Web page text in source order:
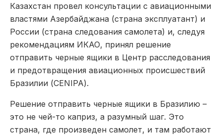
Казахстан провел консультации с авиационными
властями Азербайджана (страна эксплуатант) и
России (страна следования самолета) и, следуя
рекомендациям ИКАО, принял решение
отправить черные ящики в Центр расследования
и предотвращения авиационных происшествий
Бразилии (CENIPA).
Решение отправить черные ящики в Бразилию –
это не чей-то каприз, а разумный шаг. Это
страна, где произведен самолет, и там работают